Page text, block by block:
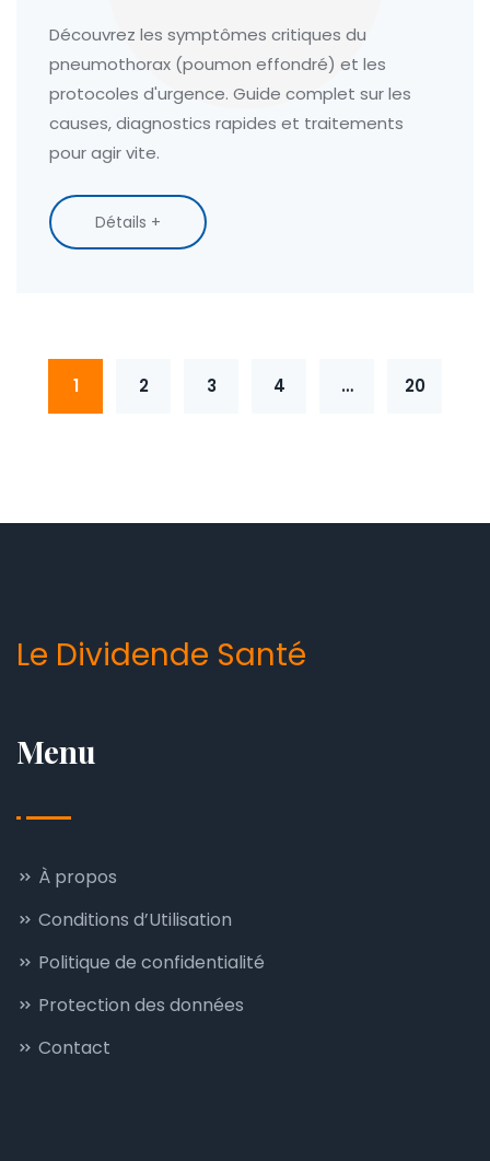
Découvrez les symptômes critiques du
pneumothorax (poumon effondré) et les
protocoles d'urgence. Guide complet sur les
causes, diagnostics rapides et traitements
pour agir vite.
Détails +
1 2 3 4 … 20
Le Dividende Santé
Menu
À propos
Conditions d’Utilisation
Politique de confidentialité
Protection des données
Contact